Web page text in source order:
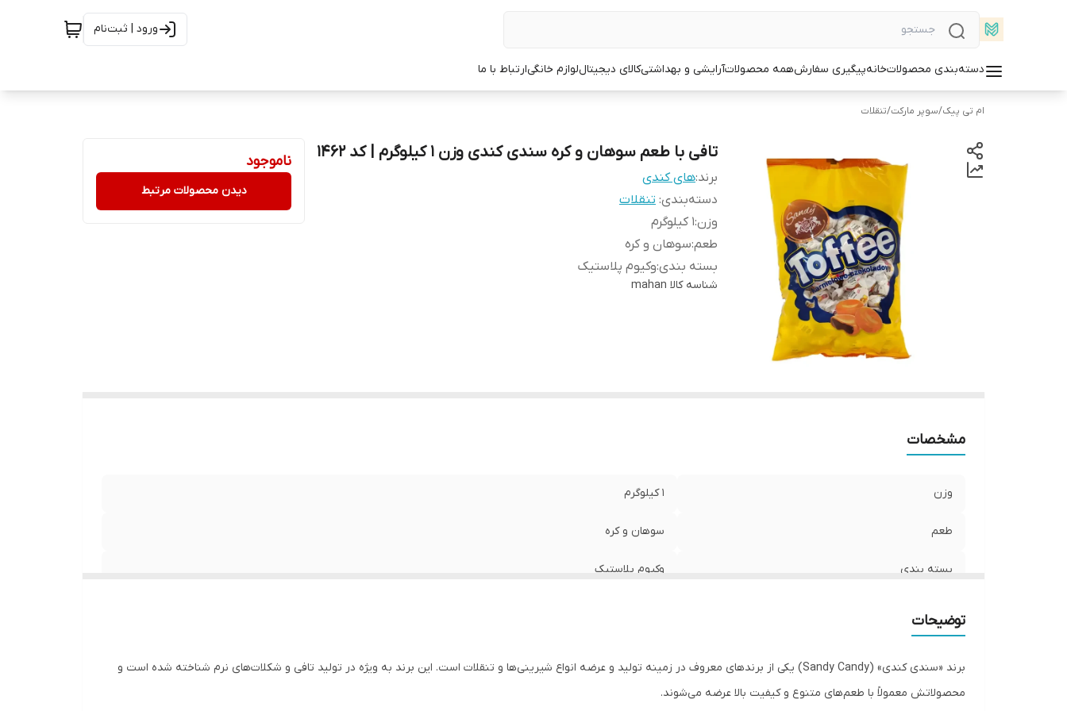
ورود | ثبت‌نام
دسته‌بندی محصولاتخانهپیگیری سفارشهمه محصولاتآرایشی و بهداشتیکالای دیجیتاللوازم خانگیارتباط با ما
ام تی پیک/سوپر مارکت/تنقلات
تافی با طعم سوهان و کره سندی کندی وزن 1 کیلوگرم | کد 1462
برند:های کندی
دسته‌بندی: تنقلات
وزن:1 کیلوگرم
طعم:سوهان و کره
بسته بندی:وکیوم پلاستیک
شناسه کالا mahan
ناموجود
دیدن محصولات مرتبط
مشخصات
وزن 1 کیلوگرم
طعم سوهان و کره
بسته بندی وکیوم پلاستیک
توضیحات
برند «سندی کندی» (Sandy Candy) یکی از برندهای معروف در زمینه تولید و عرضه انواع شیرینی‌ها و تنقلات است. این برند به ویژه در تولید تافی و شکلات‌های نرم شناخته شده است و
محصولاتش معمولاً با طعم‌های متنوع و کیفیت بالا عرضه می‌شوند.